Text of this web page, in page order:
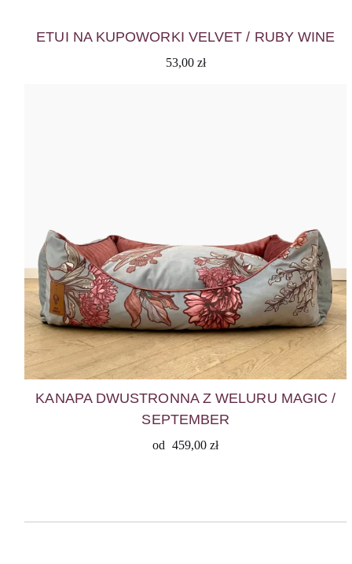
ETUI NA KUPOWORKI VELVET / RUBY WINE
53,00 zł
KANAPA DWUSTRONNA Z WELURU MAGIC /
SEPTEMBER
od 459,00zł